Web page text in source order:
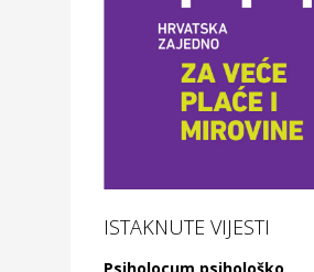
ISTAKNUTE VIJESTI